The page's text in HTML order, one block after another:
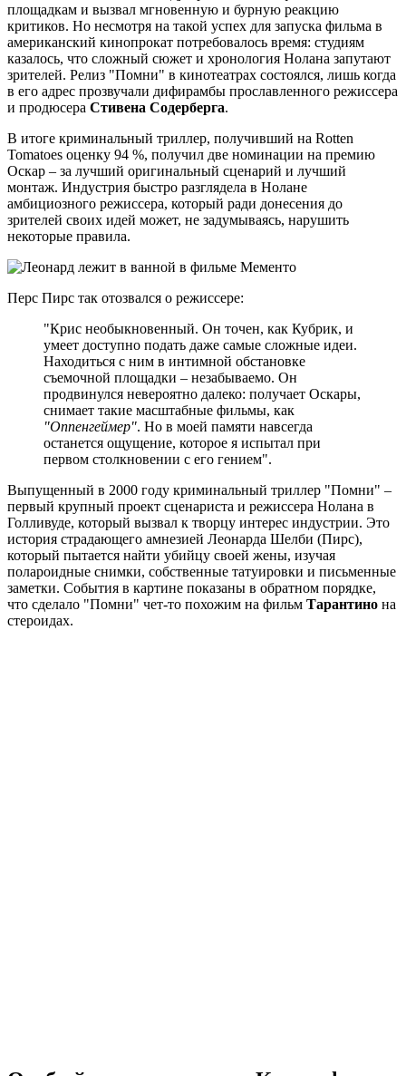
площадкам и вызвал мгновенную и бурную реакцию
критиков. Но несмотря на такой успех для запуска фильма в
американский кинопрокат потребовалось время: студиям
казалось, что сложный сюжет и хронология Нолана запутают
зрителей. Релиз "Помни" в кинотеатрах состоялся, лишь когда
в его адрес прозвучали дифирамбы прославленного режиссера
и продюсера Стивена Содерберга.
В итоге криминальный триллер, получивший на Rotten
Tomatoes оценку 94 %, получил две номинации на премию
Оскар – за лучший оригинальный сценарий и лучший
монтаж. Индустрия быстро разглядела в Нолане
амбициозного режиссера, который ради донесения до
зрителей своих идей может, не задумываясь, нарушить
некоторые правила.
Перс Пирс так отозвался о режиссере:
"Крис необыкновенный. Он точен, как Кубрик, и
умеет доступно подать даже самые сложные идеи.
Находиться с ним в интимной обстановке
съемочной площадки – незабываемо. Он
продвинулся невероятно далеко: получает Оскары,
снимает такие масштабные фильмы, как
"Оппенгеймер". Но в моей памяти навсегда
останется ощущение, которое я испытал при
первом столкновении с его гением".
Выпущенный в 2000 году криминальный триллер "Помни" –
первый крупный проект сценариста и режиссера Нолана в
Голливуде, который вызвал к творцу интерес индустрии. Это
история страдающего амнезией Леонарда Шелби (Пирс),
который пытается найти убийцу своей жены, изучая
полароидные снимки, собственные татуировки и письменные
заметки. События в картине показаны в обратном порядке,
что сделало "Помни" чет-то похожим на фильм Тарантино на
стероидах.